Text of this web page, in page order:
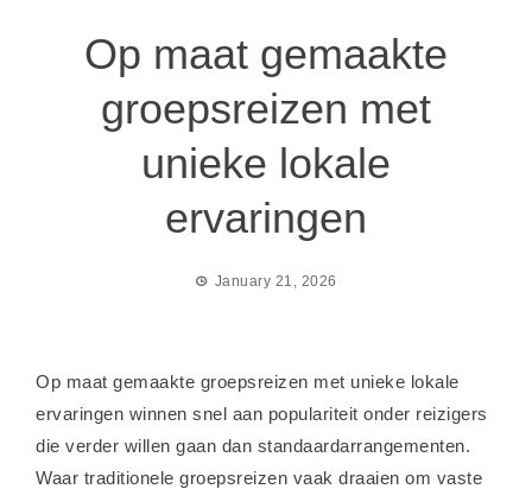
Op maat gemaakte
groepsreizen met
unieke lokale
ervaringen
January 21, 2026
Op maat gemaakte groepsreizen met unieke lokale
ervaringen winnen snel aan populariteit onder reizigers
die verder willen gaan dan standaardarrangementen.
Waar traditionele groepsreizen vaak draaien om vaste